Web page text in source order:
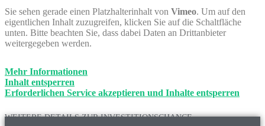
Sie sehen gerade einen Platzhalterinhalt von Vimeo. Um auf den
eigentlichen Inhalt zuzugreifen, klicken Sie auf die Schaltfläche
unten. Bitte beachten Sie, dass dabei Daten an Drittanbieter
weitergegeben werden.
Mehr Informationen
Inhalt entsperren
Erforderlichen Service akzeptieren und Inhalte entsperren
WEITERE DETAILS ZUR INVESTITIONSCHANCE